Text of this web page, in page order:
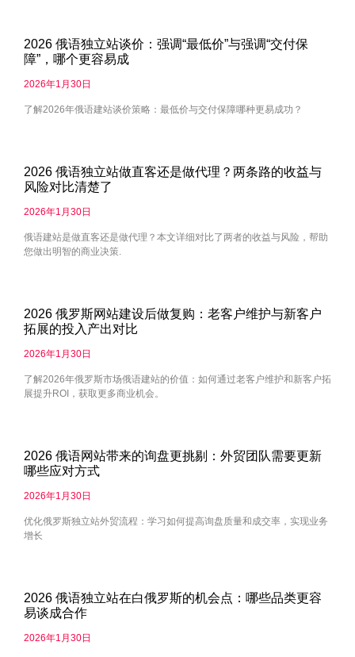
2026 俄语独立站谈价：强调“最低价”与强调“交付保
障”，哪个更容易成
2026年1月30日
了解2026年俄语建站谈价策略：最低价与交付保障哪种更易成功？
2026 俄语独立站做直客还是做代理？两条路的收益与
风险对比清楚了
2026年1月30日
俄语建站是做直客还是做代理？本文详细对比了两者的收益与风险，帮助
您做出明智的商业决策.
2026 俄罗斯网站建设后做复购：老客户维护与新客户
拓展的投入产出对比
2026年1月30日
了解2026年俄罗斯市场俄语建站的价值：如何通过老客户维护和新客户拓
展提升ROI，获取更多商业机会。
2026 俄语网站带来的询盘更挑剔：外贸团队需要更新
哪些应对方式
2026年1月30日
优化俄罗斯独立站外贸流程：学习如何提高询盘质量和成交率，实现业务
增长
2026 俄语独立站在白俄罗斯的机会点：哪些品类更容
易谈成合作
2026年1月30日